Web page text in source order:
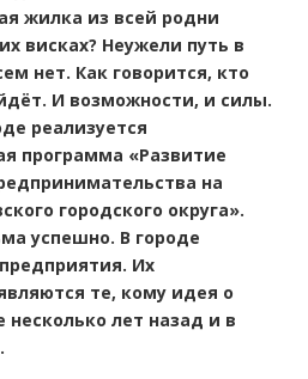
жилка из всей родни
висках? Неужели путь в
нет. Как говорится, кто
И возможности, и силы.
реализуется
программа «Развитие
на
городского округа».
успешно. В городе
Их
те, кому идея о
несколько лет назад и в